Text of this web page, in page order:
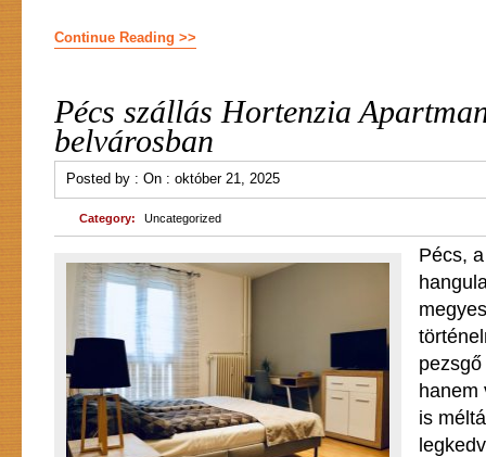
Continue Reading >>
Pécs szállás Hortenzia
belvárosban
Posted by : On : október 21, 2025
Category: Uncategorized
Pécs,
hanem
is